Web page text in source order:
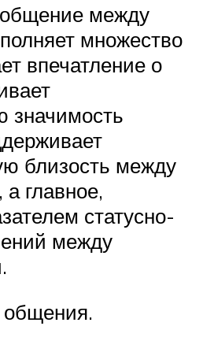
между
множество
впечатление о
значимость
близость между
главное,
статусно-
между
общения.